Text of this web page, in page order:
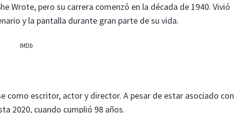
Wrote, pero su carrera comenzó en la década de 1940. Vivió
y la pantalla durante gran parte de su vida.
IMDb
como escritor, actor y director. A pesar de estar asociado con
2020, cuando cumplió 98 años.